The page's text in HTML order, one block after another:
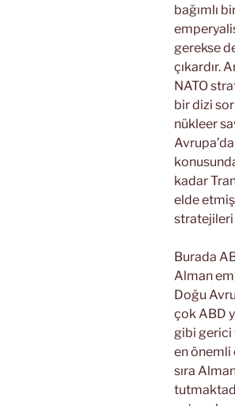
bağımlı
gerekse
çıkardır.
NATO
bir dizi
nükleer
kadar
elde
Burada
Alman
Doğu
çok ABD
gibi gerici
en önemli
sıra